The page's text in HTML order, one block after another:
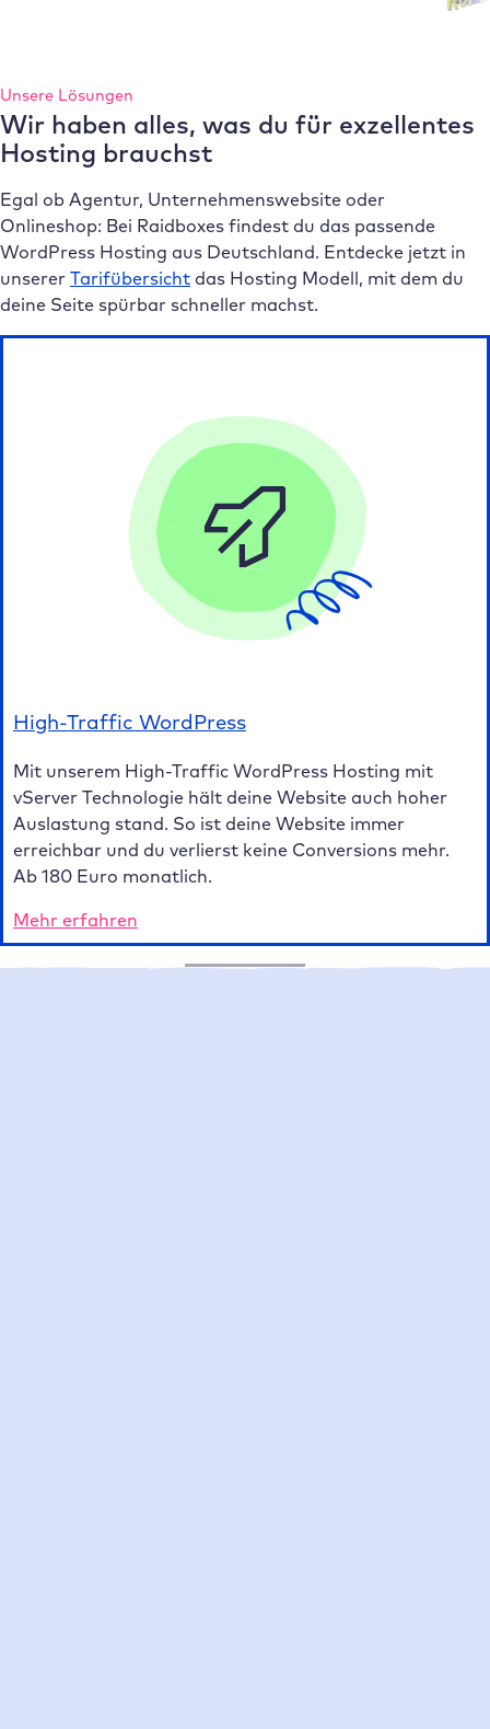
Unsere Lösungen
Wir haben alles, was du für exzellentes
Hosting brauchst
Egal ob Agentur, Unternehmenswebsite oder
Onlineshop: Bei Raidboxes findest du das passende
WordPress Hosting aus Deutschland. Entdecke jetzt in
unserer Tarifübersicht das Hosting Modell, mit dem du
deine Seite spürbar schneller machst.
High-Traffic WordPress
Mit unserem High-Traffic WordPress Hosting mit
vServer Technologie hält deine Website auch hoher
Auslastung stand. So ist deine Website immer
erreichbar und du verlierst keine Conversions mehr.
Ab 180 Euro monatlich.
Mehr erfahren